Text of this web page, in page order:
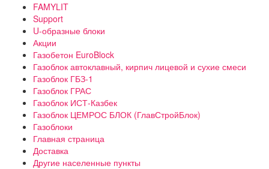
FAMYLIT
Support
U-образные блоки
Акции
Газобетон EuroBlock
Газоблок автоклавный, кирпич лицевой и сухие смеси
Газоблок ГБЗ-1
Газоблок ГРАС
Газоблок ИСТ-Казбек
Газоблок ЦЕМРОС БЛОК (ГлавСтройБлок)
Газоблоки
Главная страница
Доставка
Другие населенные пункты